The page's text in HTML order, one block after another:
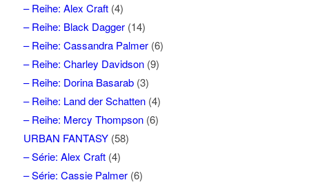
– Reihe: Alex Craft(4)
– Reihe: Black Dagger(14)
– Reihe: Cassandra Palmer(6)
– Reihe: Charley Davidson(9)
– Reihe: Dorina Basarab(3)
– Reihe: Land der Schatten(4)
– Reihe: Mercy Thompson(6)
URBAN FANTASY(58)
– Série: Alex Craft(4)
– Série: Cassie Palmer(6)